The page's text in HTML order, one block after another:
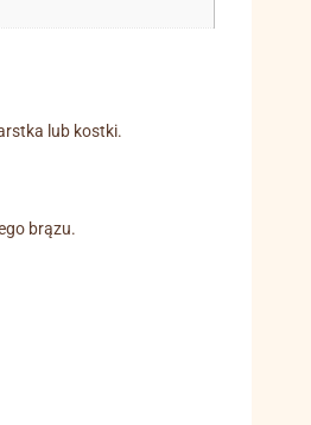
lub kostki.
brązu.